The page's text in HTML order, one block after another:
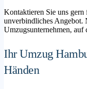
Kontaktieren Sie uns
unverbindliches Angebot.
Umzugsunternehmen, auf
Ihr Umzug
Händen